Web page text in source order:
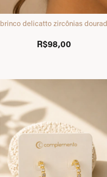
brinco delicatto zircônias
R$98,00